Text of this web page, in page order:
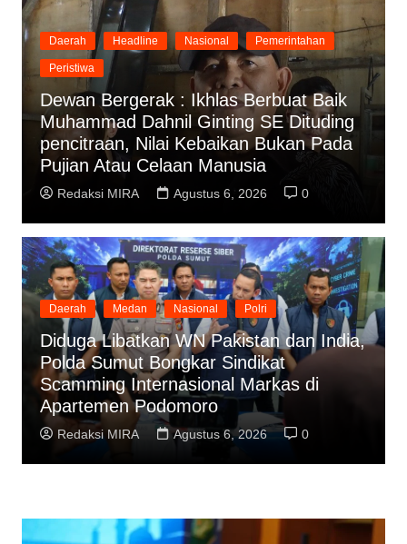
Daerah Headline Nasional Pemerintahan
Peristiwa
Dewan Bergerak : Ikhlas Berbuat Baik
Muhammad Dahnil Ginting SE Dituding
pencitraan, Nilai Kebaikan Bukan Pada
Pujian Atau Celaan Manusia
Redaksi MIRA Agustus 6, 2026 0
Daerah Medan Nasional Polri
Diduga Libatkan WN Pakistan dan India,
Polda Sumut Bongkar Sindikat
Scamming Internasional Markas di
Apartemen Podomoro
Redaksi MIRA Agustus 6, 2026 0